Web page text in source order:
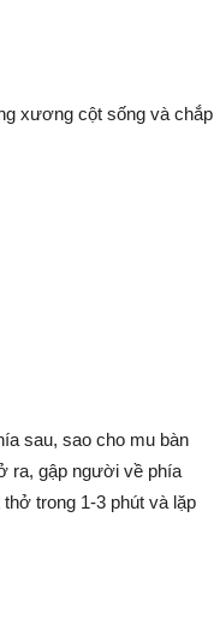
xương cột sống và chắp
sau, sao cho mu bàn
ra, gập người về phía
trong 1-3 phút và lặp